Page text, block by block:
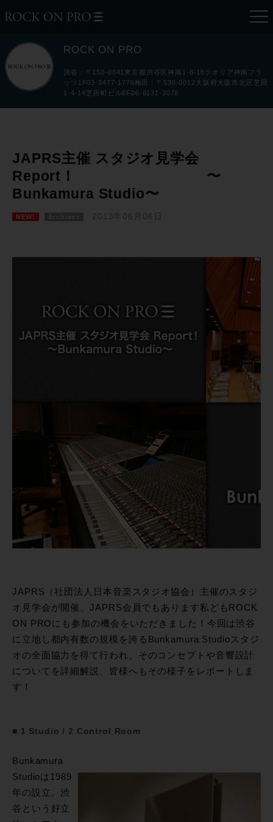
ROCK ON PRO
渋谷：〒150-0041東京都渋谷区神南1-8-18クオリア神南フラ
ッツ1F03-3477-1776梅田：〒530-0012大阪府大阪市北区芝田
1-4-14芝田町ビル6F06-6131-3078
JAPRS主催 スタジオ見学会
Report！ 〜
Bunkamura Studio〜
NEW! 2013年06月06日
JAPRS（社団法人日本音楽スタジオ協会）主催のスタジ
オ見学会が開催、JAPRS会員でもあります私どもROCK
ON PROにも参加の機会をいただきました！今回は渋谷
に立地し都内有数の規模を誇るBunkamura Studioスタジ
オの全面協力を得て行われ、そのコンセプトや音響設計
についてを詳細解説、皆様へもその様子をレポートしま
す！
■ 1 Studio / 2 Control Room
Bunkamura
Studioは1989
年の設立。渋
谷という好立